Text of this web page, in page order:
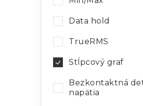
Data hold
TrueRMS
Stĺpcový graf
Bezkontaktná
napätia